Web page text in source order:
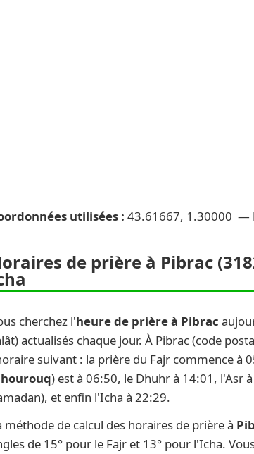
utilisées : 43.61667, 1.30000 —
de prière à Pibrac
cherchez l'heure de prière à Pibrac
actualisés chaque jour. À Pibrac (code
suivant : la prière du Fajr commence à
) est à 06:50, le Dhuhr à 14:01, l'Asr
et enfin l'Icha à 22:29.
méthode de calcul des horaires de prière à
de 15° pour le Fajr et 13° pour l'Icha.